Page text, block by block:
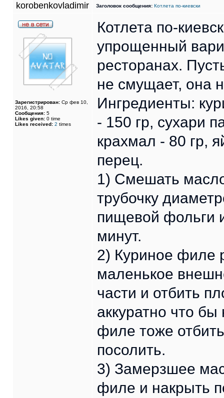
korobenkovladimir Заголовок сообщения: Котлета по-киевски
Зарегистрирован: Ср фев 10,
2016, 20:58
Сообщения: 5
Likes given: 0 time
Likes received: 2 times
Котлета по-
упрощенный
ресторанах.
не смущает, она
Ингредиенты:
- 150 гр, сухари
крахмал - 80 гр,
перец.
1) Смешать
трубочку
пищевой фольги
минут.
2) Куриное филе
маленькое
части и отбить
аккуратно что
филе тоже
посолить.
3) Замерзшее
филе и накрыть